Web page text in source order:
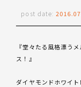
post date:
『堂々たる風格漂う
ス！』
ダイヤモンドホワイ